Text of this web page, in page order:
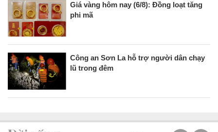
Giá vàng hôm nay (6/8): Đồng loạt tăng
phi mã
Công an Sơn La hỗ trợ người dân chạy
lũ trong đêm